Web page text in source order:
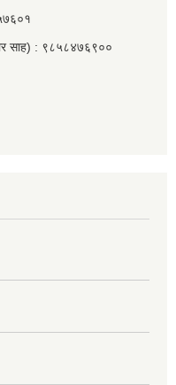
साह) : ९८५८४७६९००